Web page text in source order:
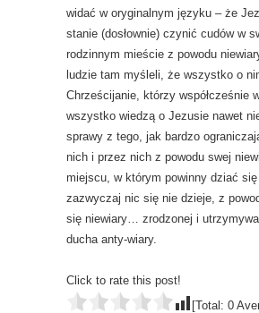
widać w oryginalnym języku – że
stanie (dosłownie) czynić cudów w
rodzinnym mieście z powodu
ludzie tam myśleli, że wszystko o
Chrześcijanie, którzy współcześnie
wszystko wiedzą o Jezusie nawet
sprawy z tego, jak bardzo
nich i przez nich z powodu swej
miejscu, w którym powinny dziać się
zazwyczaj nic się nie dzieje, z
się niewiary… zrodzonej i
ducha anty-wiary.
Click to rate this post!
[Total: 0